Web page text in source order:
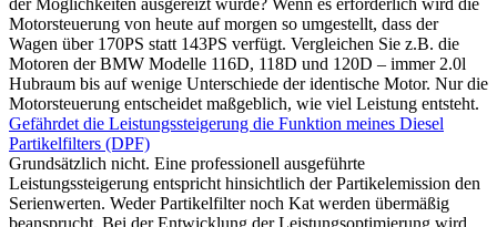
Motorsteuerung von heute auf morgen so umgestellt, dass der
Wagen über 170PS statt 143PS verfügt. Vergleichen Sie z.B. die
Motoren der BMW Modelle 116D, 118D und 120D – immer 2.0l
Hubraum bis auf wenige Unterschiede der identische Motor. Nur die
Motorsteuerung entscheidet maßgeblich, wie viel Leistung entsteht.
Gefährdet die Leistungssteigerung die Funktion meines Diesel
Partikelfilters (DPF)
Grundsätzlich nicht. Eine professionell ausgeführte
Leistungssteigerung entspricht hinsichtlich der Partikelemission den
Serienwerten. Weder Partikelfilter noch Kat werden übermäßig
beansprucht. Bei der Entwicklung der Leistungsoptimierung wird